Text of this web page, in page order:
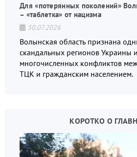
Для «потерянных поколений»
– «таблетка» от нацизма
30.07.2026
Волынская область признана
скандальных регионов Украины
многочисленных конфликтов
ТЦК и гражданским населением.
КОРОТКО О